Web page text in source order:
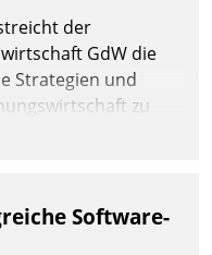
der
GdW die
Strategien und
zu
Software-